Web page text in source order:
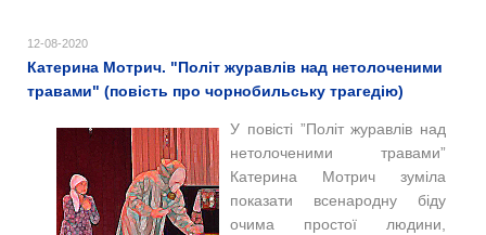
12-08-2020
Катерина Мотрич. "Політ журавлів над нетолоченими
травами" (повість про чорнобильську трагедію)
У повісті ”Політ журавлів над
нетолоченими травами”
Катерина Мотрич зуміла
показати всенародну біду
очима простої людини,